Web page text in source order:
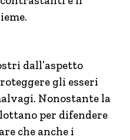
dall’aspetto
gli esseri
Nonostante la
per difendere
che anche i